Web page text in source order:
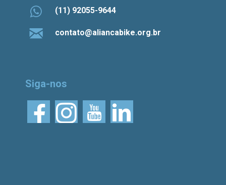
(11) 92055-9644
contato@aliancabike.org.br
Siga-nos